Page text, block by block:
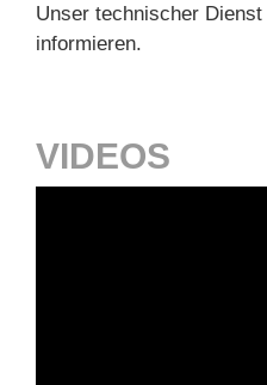
Unser technischer
informieren.
VIDEOS